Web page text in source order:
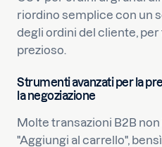
riordino semplice con un
degli ordini del cliente,
prezioso.
Strumenti avanzati per la
la negoziazione
Molte transazioni B2B
"Aggiungi al carrello",